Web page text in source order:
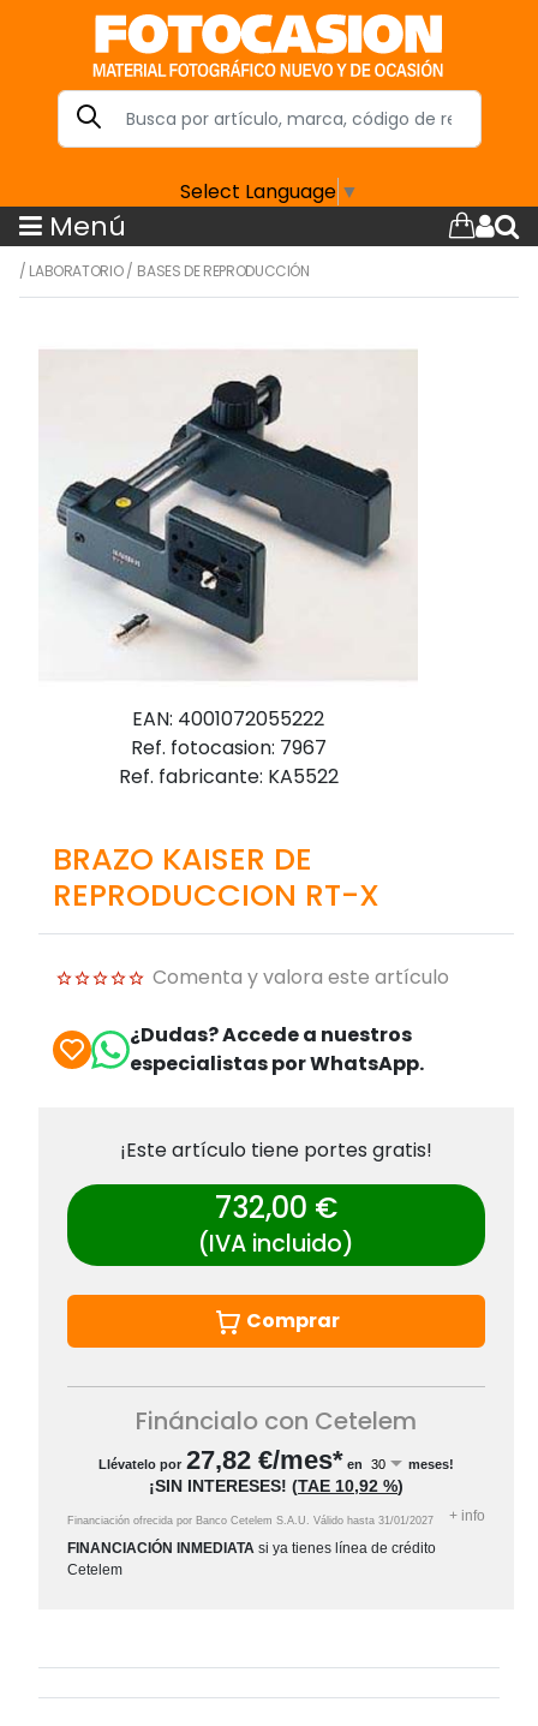
Select Language ▼
Menú
/ LABORATORIO/ BASES DE REPRODUCCIÓN
EAN: 4001072055222
Ref. fotocasion: 7967
Ref. fabricante: KA5522
BRAZO KAISER DE
REPRODUCCION RT-X
Comenta y valora este artículo
¿Dudas? Accede a nuestros
especialistas por WhatsApp.
¡Este artículo tiene portes gratis!
732,00 €
(IVA incluido)
Comprar
Fináncialo con Cetelem
Llévatelo por 27,82 €/mes* en meses!
¡SIN INTERESES! (TAE 10,92 %)
Financiación ofrecida por Banco Cetelem S.A.U. Válido hasta 31/01/2027 + info
FINANCIACIÓN INMEDIATA si ya tienes línea de crédito
Cetelem